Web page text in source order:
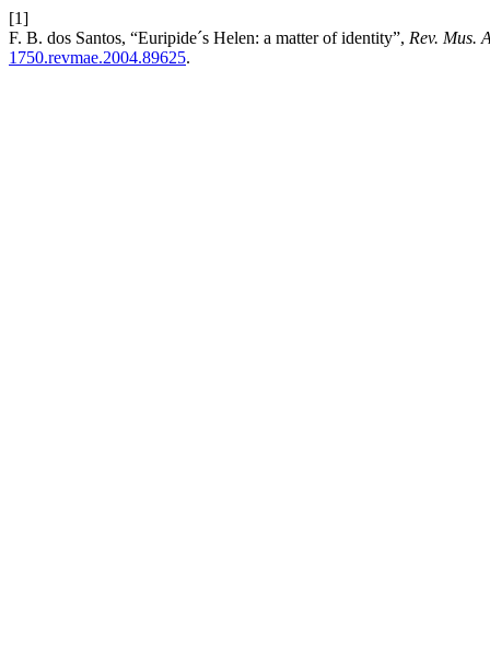
[1]
F. B. dos Santos, “Euripide´s Helen: a matter of identity”, Rev. Mus.
1750.revmae.2004.89625.